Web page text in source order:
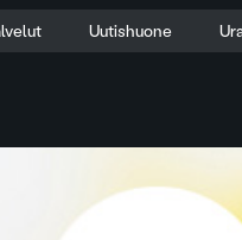
Uutishuone